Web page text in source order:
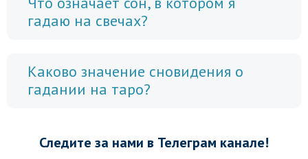
гадаю на свечах?
Каково значение сновидения о
гадании на таро?
Следите за нами в Телеграм канале!